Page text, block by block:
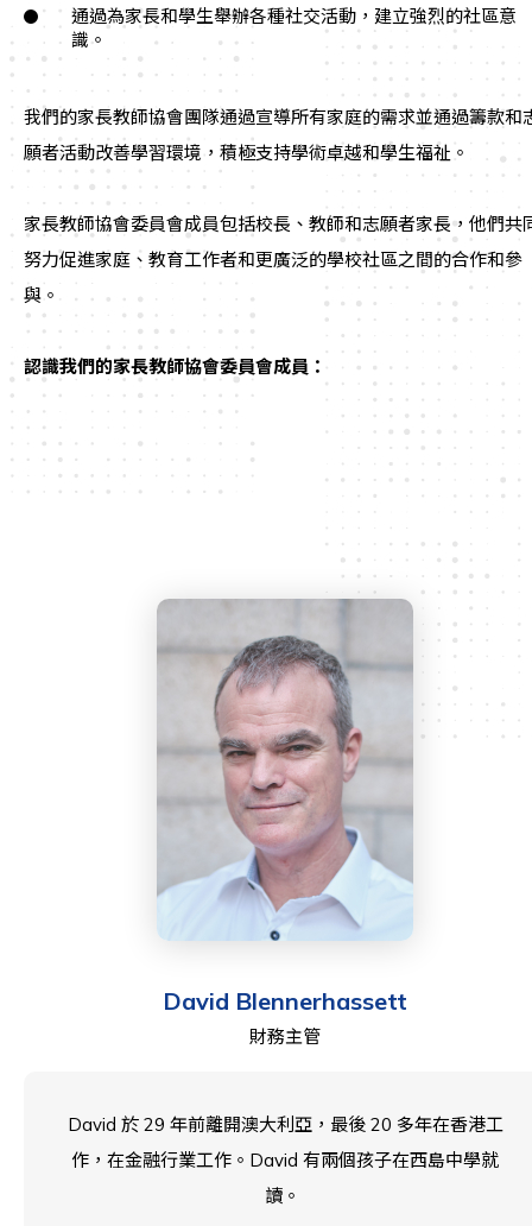
通過為家長和學生舉辦各種社交活動，建立強烈的社區意
識。
我們的家長教師協會團隊通過宣導所有家庭的需求並通過籌款和
願者活動改善學習環境，積極支持學術卓越和學生福祉。
家長教師協會委員會成員包括校長、教師和志願者家長，他們共
努力促進家庭、教育工作者和更廣泛的學校社區之間的合作和參
與。
認識我們的家長教師協會委員會成員：
David Blennerhassett
財務主管
David 於 29 年前離開澳大利亞，最後 20 多年在香港工
作，在金融行業工作。David 有兩個孩子在西島中學就
讀。